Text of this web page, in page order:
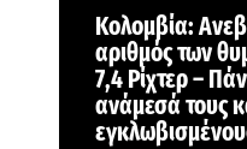
Κολομβία:
αριθμός των
7,4 Ρίχτερ –
ανάμεσά τους